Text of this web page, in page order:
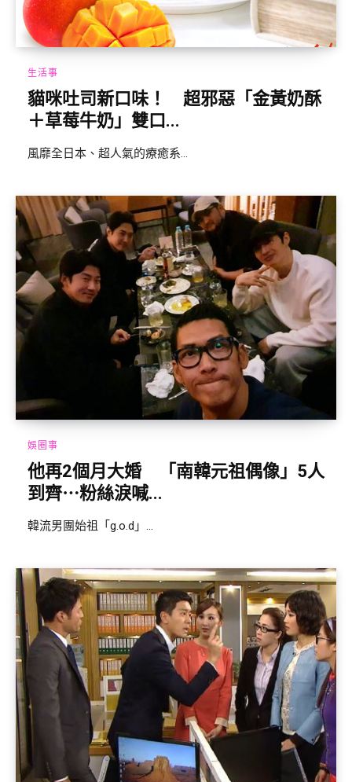
生活事
貓咪吐司新口味！ 超邪惡「金黃奶酥
＋草莓牛奶」雙口...
風靡全日本、超人氣的療癒系...
娛圈事
他再2個月大婚 「南韓元祖偶像」5人
到齊⋯粉絲淚喊...
韓流男團始祖「g.o.d」...